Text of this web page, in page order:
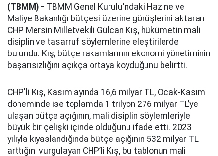
(TBMM) - TBMM Genel Kurulu'ndaki Hazine ve
Maliye Bakanlığı bütçesi üzerine görüşlerini aktaran
CHP Mersin Milletvekili Gülcan Kış, hükümetin mali
disiplin ve tasarruf söylemlerine eleştirilerde
bulundu. Kış, bütçe rakamlarının ekonomi yönetiminin
başarısızlığını açıkça ortaya koyduğunu belirtti.
CHP'li Kış, Kasım ayında 16,6 milyar TL, Ocak-Kasım
döneminde ise toplamda 1 trilyon 276 milyar TL’ye
ulaşan bütçe açığının, mali disiplin söylemleriyle
büyük bir çelişki içinde olduğunu ifade etti. 2023
yılıyla kıyaslandığında bütçe açığının 532 milyar TL
arttığını vurgulayan CHP’li Kış, bu tablonun mali